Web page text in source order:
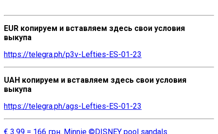
EUR копируем и вставляем здесь свои условия
выкупа
https://telegra.ph/p3v-Lefties-ES-01-23
UAH копируем и вставляем здесь свои условия
выкупа
https://telegra.ph/ags-Lefties-ES-01-23
€ 3.99 = 166 грн. Minnie ©DISNEY pool sandals